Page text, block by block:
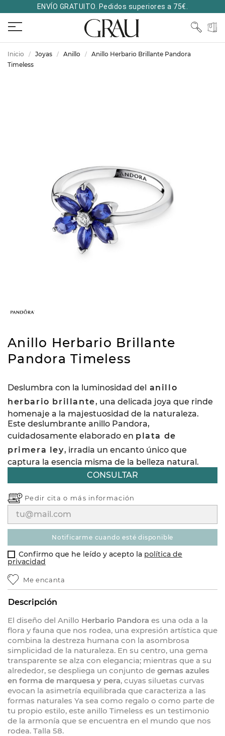
ENVÍO GRATUITO. Pedidos superiores a 75€.
Inicio Joyas Anillo
Anillo Herbario Brillante Pandora
Timeless
Anillo Herbario Brillante
Pandora Timeless
Deslumbra con la luminosidad del anillo
herbario brillante, una delicada joya que rinde
homenaje a la majestuosidad de la naturaleza.
Este deslumbrante anillo Pandora,
cuidadosamente elaborado en plata de
primera ley, irradia un encanto único que
captura la esencia misma de la belleza natural.
CONSULTAR
Pedir cita o más información
notificarme cuando esté disponible
Confirmo que he leído y acepto la política de
privacidad
Me encanta
Descripción
El diseño del Anillo Herbario Pandora es una oda a la
flora y fauna que nos rodea, una expresión artística que
combina la destreza humana con la asombrosa
simplicidad de la naturaleza. En su centro, una gema
transparente se alza con elegancia; mientras que a su
alrededor, se despliega un conjunto de gemas azules
en forma de marquesa y pera, cuyas siluetas curvas
evocan la asimetría equilibrada que caracteriza a las
formas naturales Ya sea como regalo o como parte de
tu propio estilo, este anillo Timeless es un testimonio
de la armonía que se encuentra en el mundo que nos
rodea. Talla 58.